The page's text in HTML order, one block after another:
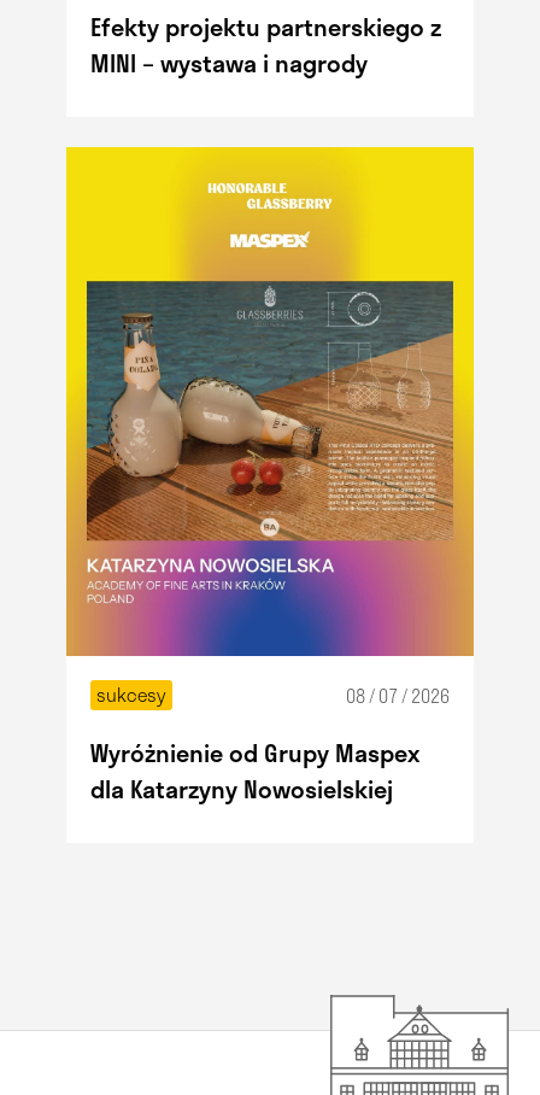
Efekty projektu partnerskiego z
MINI – wystawa i nagrody
sukcesy 08 / 07 / 2026
Wyróżnienie od Grupy Maspex
dla Katarzyny Nowosielskiej